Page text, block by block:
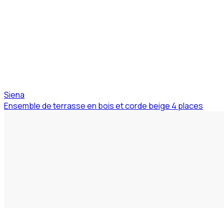
Siena
Ensemble de terrasse en bois et corde beige 4 places